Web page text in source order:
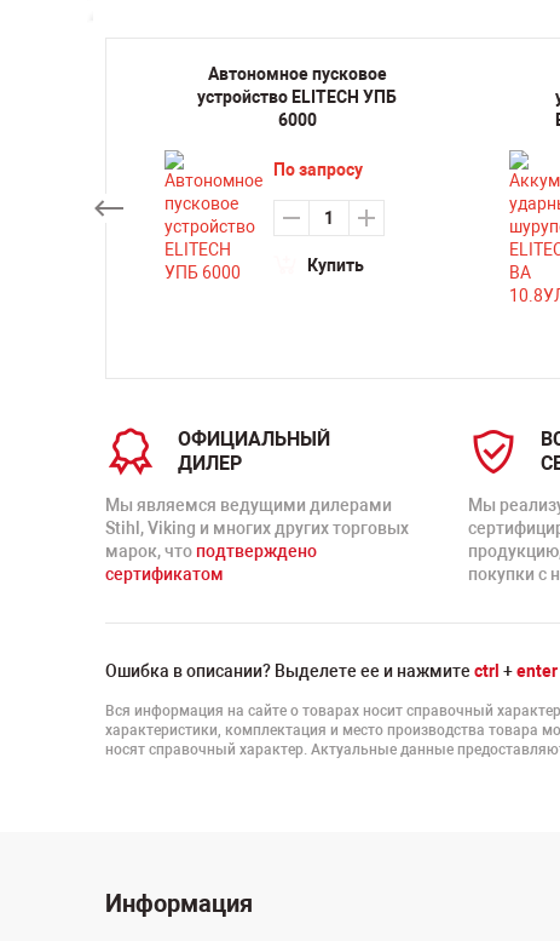
Автономное пусковое
устройство ELITECH УПБ
6000
По запросу
Купить
ОФИЦИАЛЬНЫЙ
ДИЛЕР
Мы являемся ведущими дилерами
Stihl, Viking и многих других торговых
марок, что подтверждено
сертификатом
Мы
покупки с
Ошибка в описании? Выделете ее и нажмите ctrl +enter
Вся информация на сайте о товарах носит справочный
характеристики, комплектация и место производства товара
носят справочный характер. Актуальные данные
Информация